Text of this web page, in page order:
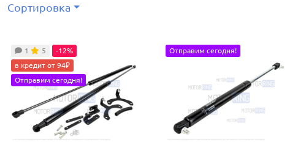
Сортировка
1 5
-12%
в кредит от 94₽
Отправим сегодня!
Отправим сегодня!